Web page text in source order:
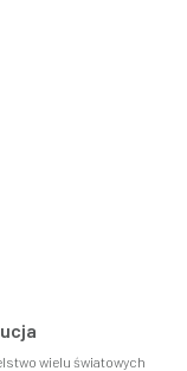
wielu światowych